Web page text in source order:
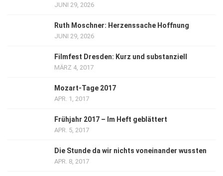
JUNI 29, 2026
Ruth Moschner: Herzenssache Hoffnung
JUNI 29, 2026
Filmfest Dresden: Kurz und substanziell
MÄRZ 4, 2017
Mozart-Tage 2017
APR. 1, 2017
Frühjahr 2017 – Im Heft geblättert
APR. 5, 2017
Die Stunde da wir nichts voneinander wussten
APR. 8, 2017